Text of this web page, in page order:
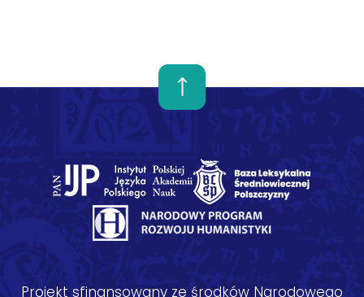
Projekt sfinansowany ze środków Narodowego